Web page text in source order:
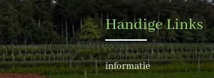
Handige Links
informatie